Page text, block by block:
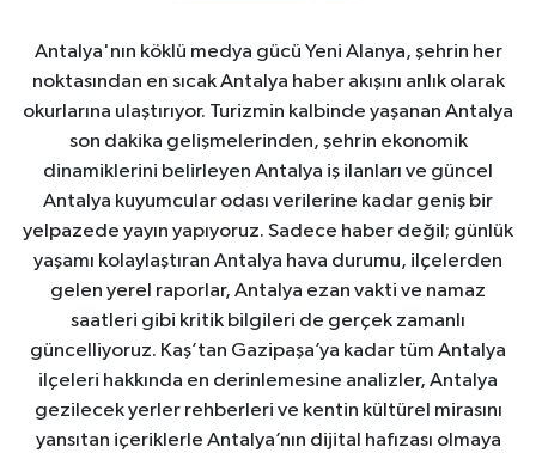
Antalya'nın köklü medya gücü Yeni Alanya, şehrin her
noktasından en sıcak Antalya haber akışını anlık olarak
okurlarına ulaştırıyor. Turizmin kalbinde yaşanan Antalya
son dakika gelişmelerinden, şehrin ekonomik
dinamiklerini belirleyen Antalya iş ilanları ve güncel
Antalya kuyumcular odası verilerine kadar geniş bir
yelpazede yayın yapıyoruz. Sadece haber değil; günlük
yaşamı kolaylaştıran Antalya hava durumu, ilçelerden
gelen yerel raporlar, Antalya ezan vakti ve namaz
saatleri gibi kritik bilgileri de gerçek zamanlı
güncelliyoruz. Kaş’tan Gazipaşa’ya kadar tüm Antalya
ilçeleri hakkında en derinlemesine analizler, Antalya
gezilecek yerler rehberleri ve kentin kültürel mirasını
yansıtan içeriklerle Antalya’nın dijital hafızası olmaya